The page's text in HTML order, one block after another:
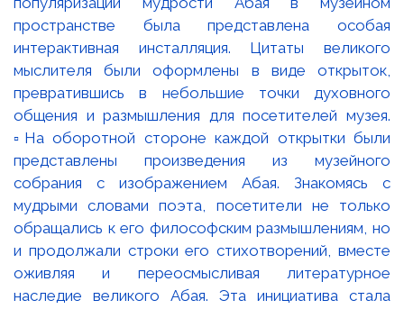
пространстве была представлена особая
интерактивная инсталляция. Цитаты великого
мыслителя были оформлены в виде открыток,
превратившись в небольшие точки духовного
общения и размышления для посетителей музея.
▫️На оборотной стороне каждой открытки были
представлены произведения из музейного
собрания с изображением Абая. Знакомясь с
мудрыми словами поэта, посетители не только
обращались к его философским размышлениям, но
и продолжали строки его стихотворений, вместе
оживляя и переосмысливая литературное
наследие великого Абая. Эта инициатива стала